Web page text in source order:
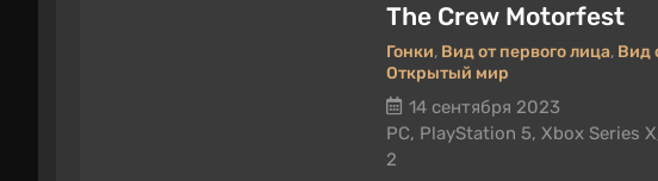
The Crew Motorfest
Гонки, Вид от первого лица, Вид
Открытый мир
14 сентября 2023
PC, PlayStation 5, Xbox Series
2